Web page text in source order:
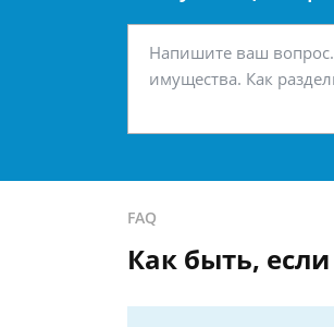
FAQ
Как быть,